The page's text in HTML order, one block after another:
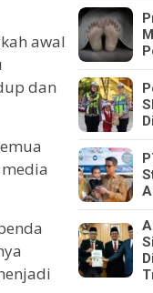
awal
dan